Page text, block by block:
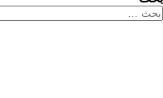
البحث